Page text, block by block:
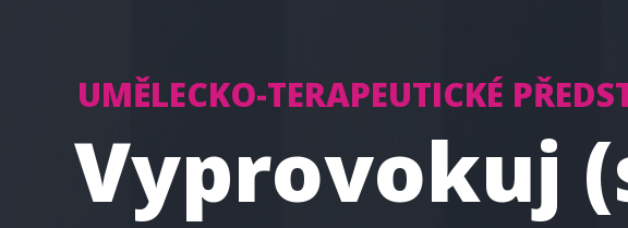
UMĚLECKO-TERAPEUTICKÉ
Vyprovokuj